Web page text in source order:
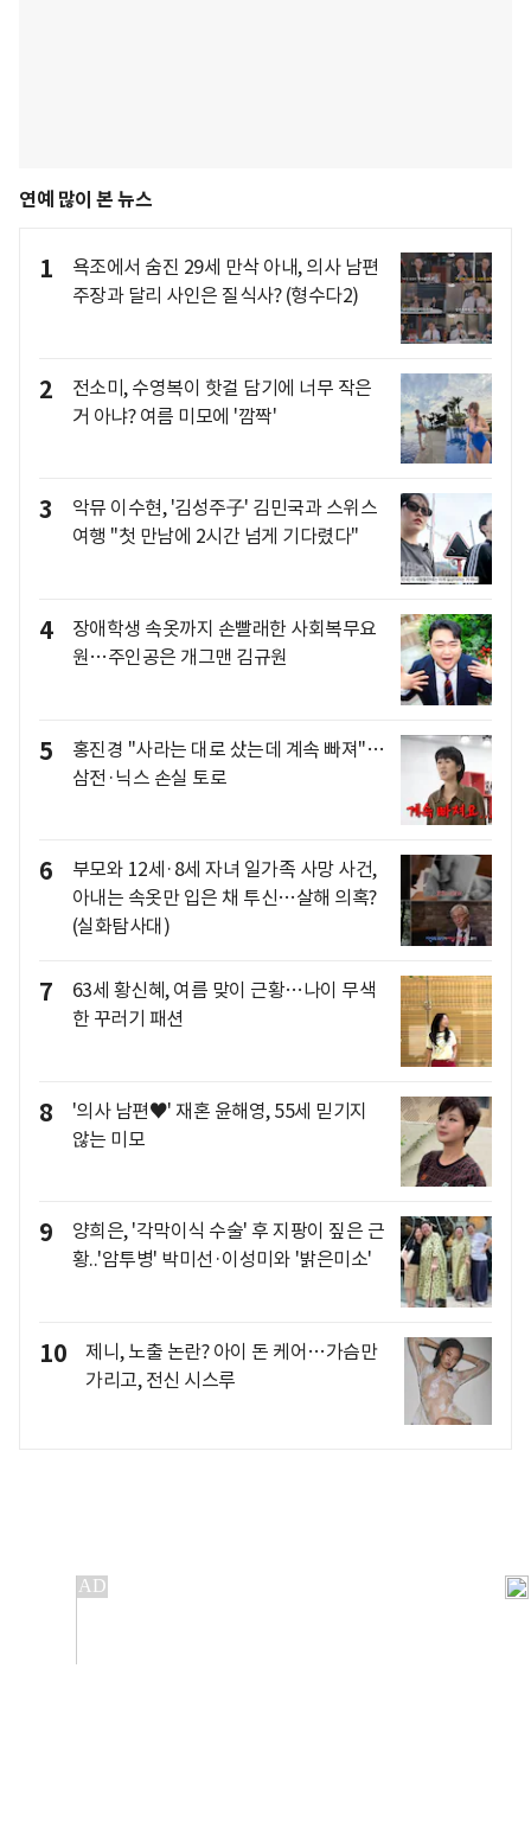
연예 많이 본 뉴스
1
욕조에서 숨진 29세 만삭 아내, 의사 남편
주장과 달리 사인은 질식사? (형수다2)
2
전소미, 수영복이 핫걸 담기에 너무 작은
거 아냐? 여름 미모에 '깜짝'
3
악뮤 이수현, '김성주子' 김민국과 스위스
여행 "첫 만남에 2시간 넘게 기다렸다"
4
장애학생 속옷까지 손빨래한 사회복무요
원…주인공은 개그맨 김규원
5
홍진경 "사라는 대로 샀는데 계속 빠져"…
삼전·닉스 손실 토로
6
부모와 12세·8세 자녀 일가족 사망 사건,
아내는 속옷만 입은 채 투신…살해 의혹?
(실화탐사대)
7
63세 황신혜, 여름 맞이 근황…나이 무색
한 꾸러기 패션
8
'의사 남편♥' 재혼 윤해영, 55세 믿기지
않는 미모
9
양희은, '각막이식 수술' 후 지팡이 짚은 근
황..'암투병' 박미선·이성미와 '밝은미소'
10
제니, 노출 논란? 아이 돈 케어…가슴만
가리고, 전신 시스루